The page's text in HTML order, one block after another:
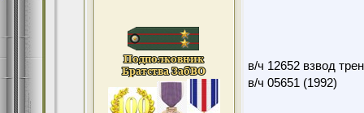
в/ч 12652 взвод
в/ч 05651 (1992)